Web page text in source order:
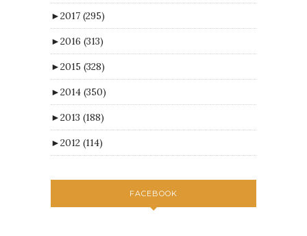
►2017 (295)
►2016 (313)
►2015 (328)
►2014 (350)
►2013 (188)
►2012 (114)
FACEBOOK